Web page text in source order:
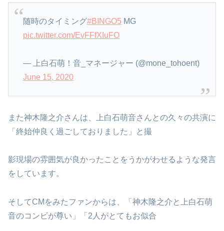
随時のタイミング#BINGO5 MG
pic.twitter.com/EvFFfXIuFO
— 上白石萌！音_マネージャー (@mone_tohoent)
June 15, 2020
また神木隆之介さんは、上白石萌音さんとの久々の共演に
「終始仲良く過ごしておりました」と撮
影現場の雰囲気が良かったことをうかがわせるような発言
をしています。
そしてCMをみたファンからは、「神木隆之介と上白石萌
音のコンビが尊い」「2人がとてもお似合